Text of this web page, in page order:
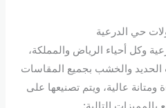
حي الدرعية
وكل أحياء الرياض والمملكة،
والخشب بجميع المقاسات
ومتانة عالية، ويتم تصنيعها على